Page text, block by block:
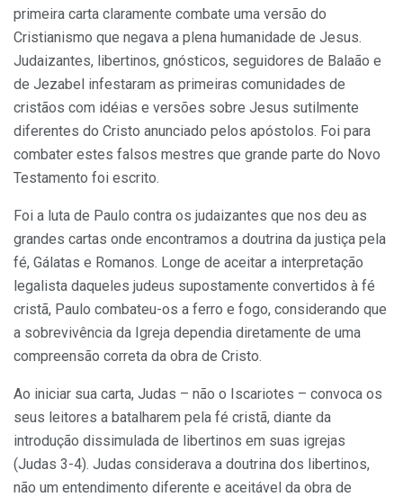
primeira carta claramente combate uma versão do
Cristianismo que negava a plena humanidade de Jesus.
Judaizantes, libertinos, gnósticos, seguidores de Balaão e
de Jezabel infestaram as primeiras comunidades de
cristãos com idéias e versões sobre Jesus sutilmente
diferentes do Cristo anunciado pelos apóstolos. Foi para
combater estes falsos mestres que grande parte do Novo
Testamento foi escrito.
Foi a luta de Paulo contra os judaizantes que nos deu as
grandes cartas onde encontramos a doutrina da justiça pela
fé, Gálatas e Romanos. Longe de aceitar a interpretação
legalista daqueles judeus supostamente convertidos à fé
cristã, Paulo combateu-os a ferro e fogo, considerando que
a sobrevivência da Igreja dependia diretamente de uma
compreensão correta da obra de Cristo.
Ao iniciar sua carta, Judas – não o Iscariotes – convoca os
seus leitores a batalharem pela fé cristã, diante da
introdução dissimulada de libertinos em suas igrejas
(Judas 3-4). Judas considerava a doutrina dos libertinos,
não um entendimento diferente e aceitável da obra de